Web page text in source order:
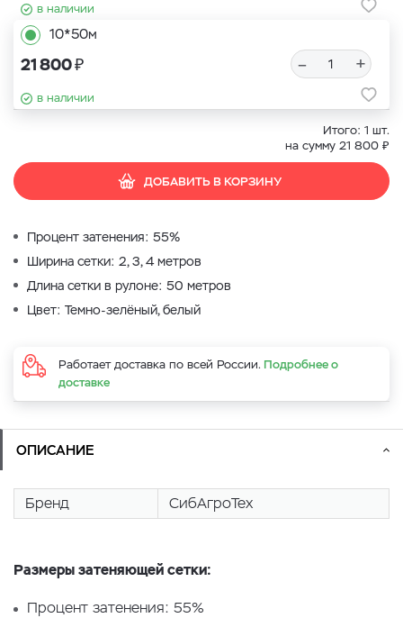
в наличии
10*50м
21 800₽ – +
в наличии
Итого: 1 шт.
на сумму 21 800 ₽
ДОБАВИТЬ В КОРЗИНУ
Процент затенения: 55%
Ширина сетки: 2, 3, 4 метров
Длина сетки в рулоне: 50 метров
Цвет: Темно-зелёный, белый
Работает доставка по всей России. Подробнее о
доставке
ОПИСАНИЕ
Бренд СибАгроТех
Размеры затеняющей сетки:
Процент затенения: 55%